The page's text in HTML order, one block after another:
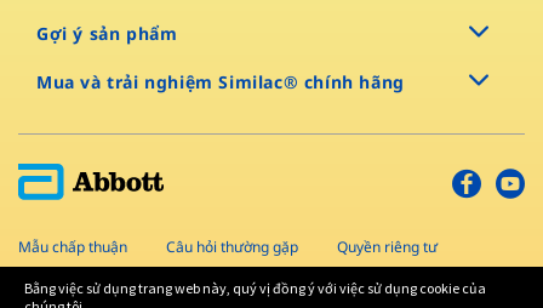
Gợi ý sản phẩm
Mua và trải nghiệm Similac® chính hãng
Mẫu chấp thuận Câu hỏi thường gặp
Quyền riêng tư
Sơ đồ trang
Điều khoản và điều kiện Liên hệ
Bằng việc sử dụng trang web này, quý vị đồng ý với việc sử dụng cookie của